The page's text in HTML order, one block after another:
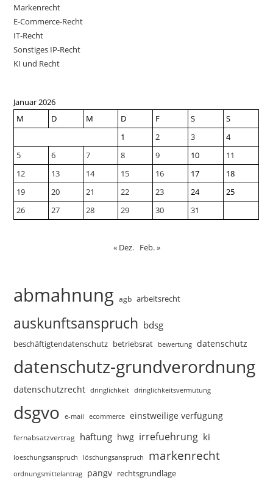
Markenrecht
E-Commerce-Recht
IT-Recht
Sonstiges IP-Recht
KI und Recht
Januar 2026
M
D M D F S
S
1
2 3
4
5
6 7 8 9 10
11
12
13 14 15 16 17
18
19
20 21 22 23 24
25
26
27 28 29 30 31
« Dez. Feb. »
abmahnung agb arbeitsrecht
auskunftsanspruch bdsg
beschäftigtendatenschutz betriebsrat bewertung datenschutz
datenschutz-grundverordnung
datenschutzrecht dringlichkeit dringlichkeitsvermutung
dsgvo e-mail ecommerce einstweilige verfügung
fernabsatzvertrag haftung hwg irrefuehrung ki
loeschungsanspruch löschungsanspruch markenrecht
ordnungsmittelantrag pangv rechtsgrundlage